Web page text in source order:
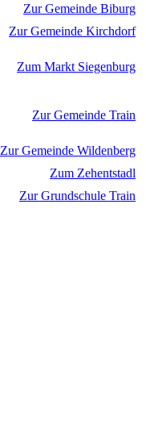
Zur Gemeinde Biburg
Zur Gemeinde Kirchdorf
Zum Markt Siegenburg
Zur Gemeinde Train
Zur Gemeinde Wildenberg
Zum Zehentstadl
Zur Grundschule Train